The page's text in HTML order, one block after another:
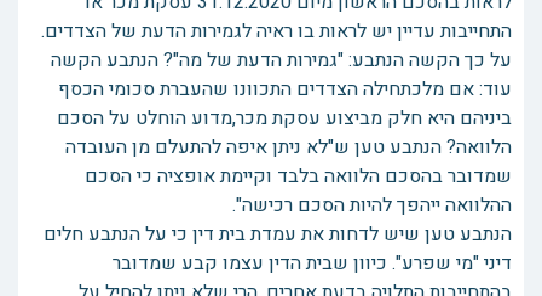
התחייבות עדיין יש לראות בו ראיה לגמירות הדעת של הצדדים.
על כך הקשה הנתבע: "גמירות הדעת של מה"? הנתבע הקשה
עוד: אם מלכתחילה הצדדים התכוונו שהעברת סכומי הכסף
ביניהם היא חלק מביצוע עסקת מכר,מדוע הוחלט על הסכם
הלוואה? הנתבע טען ש"לא ניתן איפה להתעלם מן העובדה
שמדובר בהסכם הלוואה בלבד וקיימת אופציה כי הסכם
ההלוואה ייהפך להיות הסכם רכישה".
הנתבע טען שיש לדחות את עמדת בית דין כי על הנתבע חלים
דיני "מי שפרע". כיוון שבית הדין עצמו קבע שמדובר